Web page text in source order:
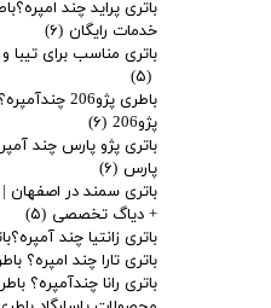
باتری پراید چند
خدمات رایگان (۶)
باتری مناسب برای تیبا و تیبا2 چند
(۵)
باطری پژو206
پژو206
(۶)
باتری پژو پارس چند
پارس (۶)
باتری سمند در اصفهان
+ دیاگ تخصصی (۵)
باتری زانتیا چند
باتری تارا چند امپره؟
باتری رانا چندآمپره؟